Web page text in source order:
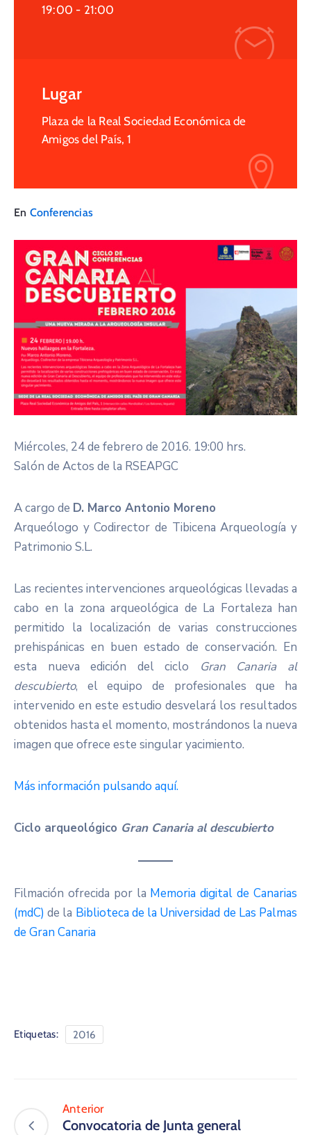
19:00 - 21:00
Lugar
Plaza de la Real Sociedad Económica de
Amigos del País, 1
En Conferencias
Miércoles, 24 de febrero de 2016. 19:00 hrs.
Salón de Actos de la RSEAPGC
A cargo de D. Marco Antonio Moreno
Arqueólogo y Codirector de Tibicena Arqueología y
Patrimonio S.L.
Las recientes intervenciones arqueológicas llevadas a
cabo en la zona arqueológica de La Fortaleza han
permitido la localización de varias construcciones
prehispánicas en buen estado de conservación. En
esta nueva edición del ciclo Gran Canaria al
descubierto, el equipo de profesionales que ha
intervenido en este estudio desvelará los resultados
obtenidos hasta el momento, mostrándonos la nueva
imagen que ofrece este singular yacimiento.
Más información pulsando aquí.
Ciclo arqueológico Gran Canaria al descubierto
Filmación ofrecida por la Memoria digital de Canarias
(mdC) de la Biblioteca de la Universidad de Las Palmas
de Gran Canaria
Etiquetas: 2016
Anterior
Convocatoria de Junta general